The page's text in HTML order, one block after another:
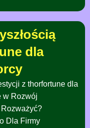
dla
z thorfortune dla
w Rozwój
Dla Firmy